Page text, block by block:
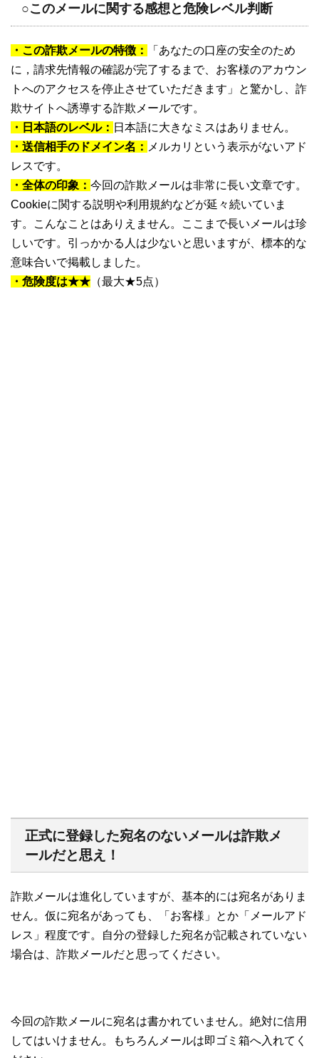
○このメールに関する感想と危険レベル判断
・この詐欺メールの特徴：
「あなたの口座の安全のため
に，請求先情報の確認が完了するまで、お客様のアカウン
トへのアクセスを停止させていただきます」と驚かし、詐
欺サイトへ誘導する詐欺メールです。
・日本語のレベル： 日本語に大きなミスはありません。
・送信相手のドメイン名： メルカリという表示がないアド
レスです。
・全体の印象： 今回の詐欺メールは非常に長い文章です。
Cookieに関する説明や利用規約などが延々続いていま
す。こんなことはありえません。ここまで長いメールは珍
しいです。引っかかる人は少ないと思いますが、標本的な
意味合いで掲載しました。
・危険度は★★ （最大★5点）
正式に登録した宛名のないメールは詐欺メ
ールだと思え！
詐欺メールは進化していますが、基本的には宛名がありま
せん。仮に宛名があっても、「お客様」とか「メールアド
レス」程度です。自分の登録した宛名が記載されていない
場合は、詐欺メールだと思ってください。
今回の詐欺メールに宛名は書かれていません。絶対に信用
してはいけません。もちろんメールは即ゴミ箱へ入れてく